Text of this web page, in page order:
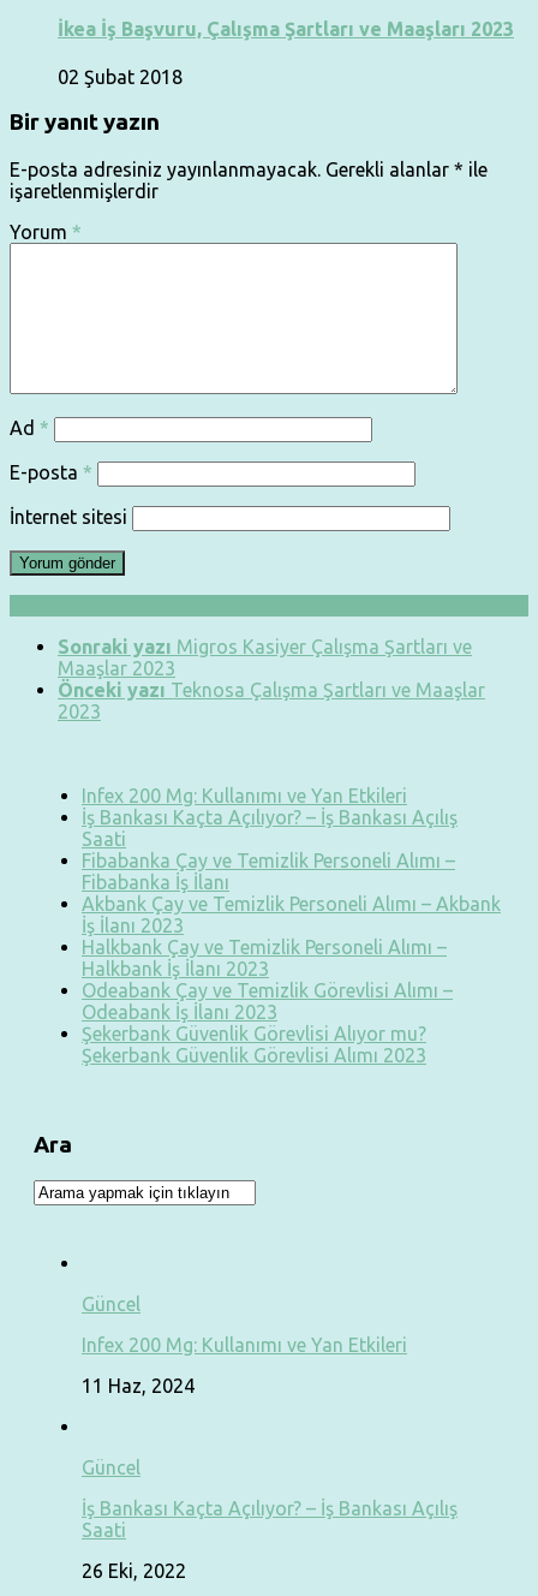
İkea İş Başvuru, Çalışma Şartları ve Maaşları 2023
02 Şubat 2018
Bir yanıt yazın
E-posta adresiniz yayınlanmayacak. Gerekli alanlar * ile
işaretlenmişlerdir
Yorum *
Ad *
E-posta *
İnternet sitesi
Sonraki yazı Migros Kasiyer Çalışma Şartları ve
Maaşlar 2023
Önceki yazı Teknosa Çalışma Şartları ve Maaşlar
2023
Infex 200 Mg: Kullanımı ve Yan Etkileri
İş Bankası Kaçta Açılıyor? – İş Bankası Açılış
Saati
Fibabanka Çay ve Temizlik Personeli Alımı –
Fibabanka İş İlanı
Akbank Çay ve Temizlik Personeli Alımı – Akbank
İş İlanı 2023
Halkbank Çay ve Temizlik Personeli Alımı –
Halkbank İş İlanı 2023
Odeabank Çay ve Temizlik Görevlisi Alımı –
Odeabank İş İlanı 2023
Şekerbank Güvenlik Görevlisi Alıyor mu?
Şekerbank Güvenlik Görevlisi Alımı 2023
Ara
Güncel
Infex 200 Mg: Kullanımı ve Yan Etkileri
11 Haz, 2024
Güncel
İş Bankası Kaçta Açılıyor? – İş Bankası Açılış
Saati
26 Eki, 2022